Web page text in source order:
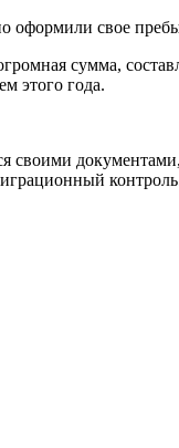
оформили свое
сумма,
этого года.
своими